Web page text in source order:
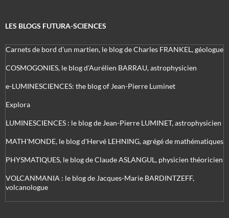
LES BLOGS FUTURA-SCIENCES
Carnets de bord d’un martien, le blog de Charles FRANKEL, géologue
COSMOGONIES, le blog d'Aurélien BARRAU, astrophysicien
e-LUMINESCIENCES: the blog of Jean-Pierre Luminet
Explora
LUMINESCIENCES : le blog de Jean-Pierre LUMINET, astrophysicien
MATH'MONDE, le blog d'Hervé LEHNING, agrégé de mathématiques
PHYSMATIQUES, le blog de Claude ASLANGUL, physicien théoricien
VOLCANMANIA : le blog de Jacques-Marie BARDINTZEFF,
volcanologue